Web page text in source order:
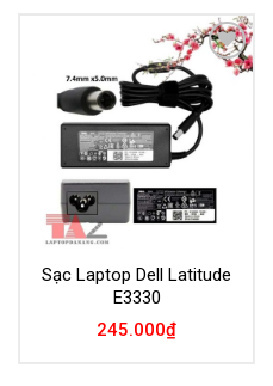
Add to
Wishlist
Sạc Laptop Dell Latitude
E3330
245.000₫